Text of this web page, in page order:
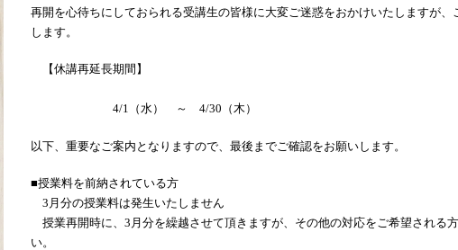
再開を心待ちにしておられる受講生の皆様に大変ご迷惑をおかけいたしますが、
します。
【休講再延長期間】
4/1（水） ～ 4/30（木）
以下、重要なご案内となりますので、最後までご確認をお願いします。
■授業料を前納されている方
3月分の授業料は発生いたしません
授業再開時に、3月分を繰越させて頂きますが、その他の対応をご希望される
い。